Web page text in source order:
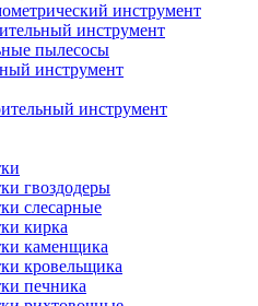
инструмент
инструмент
пылесосы
инструмент
инструмент
гвоздодеры
слесарные
кирка
каменщика
кровельщика
печника